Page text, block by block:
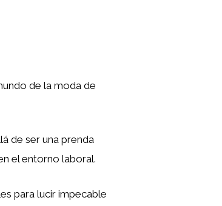
de la moda de
de ser una prenda
el entorno laboral.
para lucir impecable